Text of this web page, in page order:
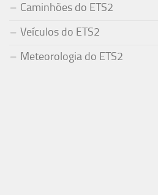
Caminhões do ETS2
Veículos do ETS2
Meteorologia do ETS2